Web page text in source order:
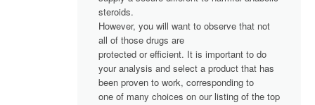
steroids.
However, you will want to observe that not
all of those drugs are
protected or efficient. It is important to do
your analysis and select a product that has
been proven to work, corresponding to
one of many choices on our listing of the top